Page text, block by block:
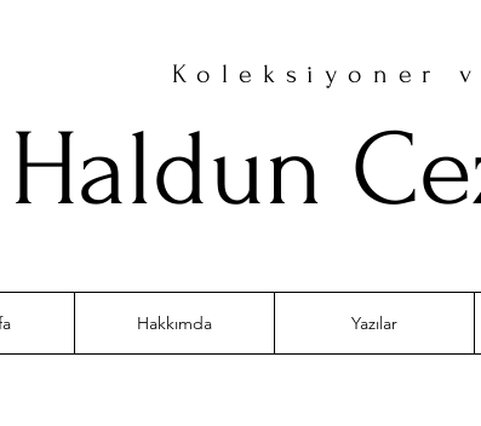
Koleksiyoner
Haldun
Hakkımda Yazılar